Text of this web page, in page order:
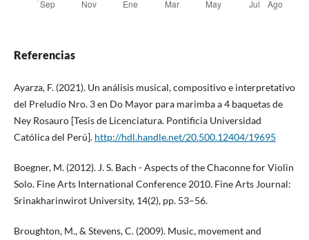
Referencias
Ayarza, F. (2021). Un análisis musical, compositivo e interpretativo
del Preludio Nro. 3 en Do Mayor para marimba a 4 baquetas de
Ney Rosauro [Tesis de Licenciatura. Pontificia Universidad
Católica del Perú]. http://hdl.handle.net/20.500.12404/19695
Boegner, M. (2012). J. S. Bach - Aspects of the Chaconne for Violin
Solo. Fine Arts International Conference 2010. Fine Arts Journal:
Srinakharinwirot University, 14(2), pp. 53–56.
Broughton, M., & Stevens, C. (2009). Music, movement and